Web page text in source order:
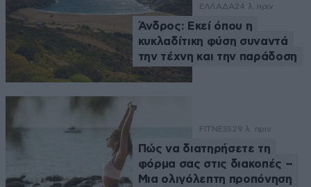
ΕΛΛΑΔΑ24 λ. πριν
Άνδρος: Εκεί όπου η
κυκλαδίτικη φύση συναντά
την τέχνη και την παράδοση
FITNESS 29 λ. πριν
Πώς να διατηρήσετε τη
φόρμα σας στις διακοπές –
Μια ολιγόλεπτη προπόνηση